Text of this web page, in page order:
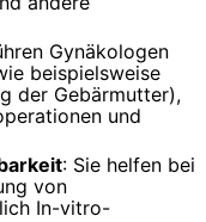
Gynäkologen
beispielsweise
der Gebärmutter),
und
: Sie helfen bei
von
In-vitro-